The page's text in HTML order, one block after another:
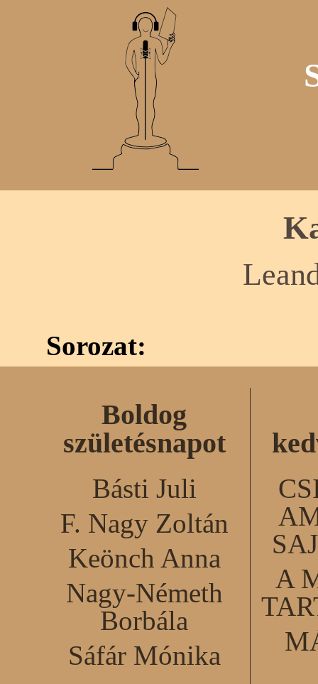
Sorozat:
Boldog
születésnapot
Básti Juli
F. Nagy Zoltán
Keönch Anna
Nagy-Németh
Borbála
Sáfár Mónika
A